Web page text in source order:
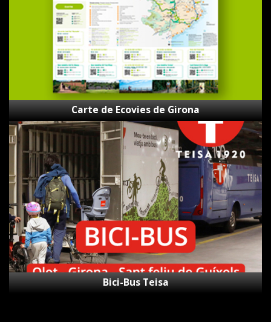
Carte de Ecovies de Girona
Bici-
Bus
Teisa
Bici-Bus Teisa